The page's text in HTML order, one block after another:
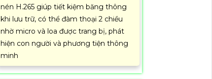
nén H.265 giúp tiết kiệm băng thông
khi lưu trữ, có thể đàm thoại 2 chiều
nhờ micro và loa được trang bị, phát
hiện con người và phương tiện thông
minh